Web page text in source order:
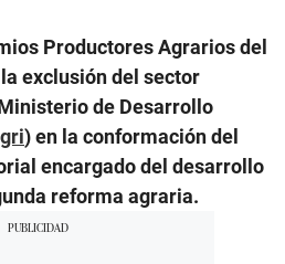
Productores Agrarios del
exclusión del sector
de Desarrollo
) en la conformación del
encargado del desarrollo
reforma agraria.